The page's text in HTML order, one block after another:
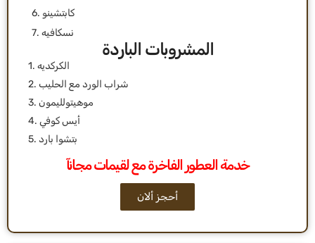
6. كابتشينو
7. نسكافيه
المشروبات الباردة
1. الكركديه
2. شراب الورد مع الحليب
3. موهيتولليمون
4. أيس كوفي
5. بتشوا بارد
خدمة العطور الفاخرة مع لقيمات مجانآ
أحجز ألان